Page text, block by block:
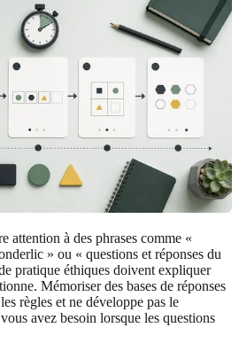
attention à des phrases comme «
» ou « questions et réponses du
pratique éthiques doivent expliquer
Mémoriser des bases de réponses
règles et ne développe pas le
avez besoin lorsque les questions